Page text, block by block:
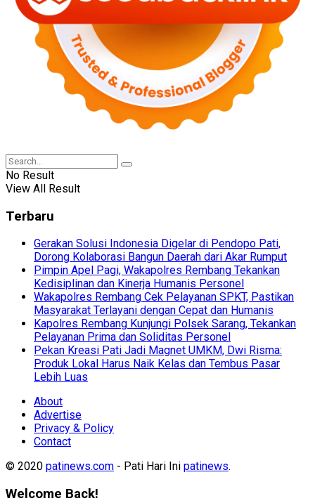
No Result
View All Result
Terbaru
Gerakan Solusi Indonesia Digelar di Pendopo Pati,
Dorong Kolaborasi Bangun Daerah dari Akar Rumput
Pimpin Apel Pagi, Wakapolres Rembang Tekankan
Kedisiplinan dan Kinerja Humanis Personel
Wakapolres Rembang Cek Pelayanan SPKT, Pastikan
Masyarakat Terlayani dengan Cepat dan Humanis
Kapolres Rembang Kunjungi Polsek Sarang, Tekankan
Pelayanan Prima dan Soliditas Personel
Pekan Kreasi Pati Jadi Magnet UMKM, Dwi Risma:
Produk Lokal Harus Naik Kelas dan Tembus Pasar
Lebih Luas
About
Advertise
Privacy & Policy
Contact
© 2020 patinews.com - Pati Hari Ini patinews.
Welcome Back!